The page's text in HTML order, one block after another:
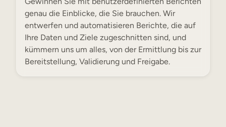
genau die Einblicke, die Sie brauchen. Wir
entwerfen und automatisieren Berichte, die auf
Ihre Daten und Ziele zugeschnitten sind, und
kümmern uns um alles, von der Ermittlung bis zur
Bereitstellung, Validierung und Freigabe.